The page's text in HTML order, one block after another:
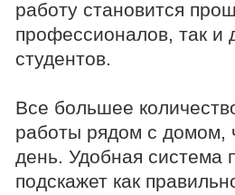
работу становится
профессионалов, так и
студентов.
Все большее
работы рядом с домом,
день. Удобная система
подскажет как